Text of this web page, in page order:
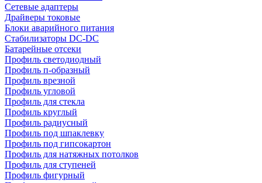
Сетевые адаптеры
Драйверы токовые
Блоки аварийного питания
Стабилизаторы DC-DC
Батарейные отсеки
Профиль светодиодный
Профиль п-образный
Профиль врезной
Профиль угловой
Профиль для стекла
Профиль круглый
Профиль радиусный
Профиль под шпаклевку
Профиль под гипсокартон
Профиль для натяжных потолков
Профиль для ступеней
Профиль фигурный